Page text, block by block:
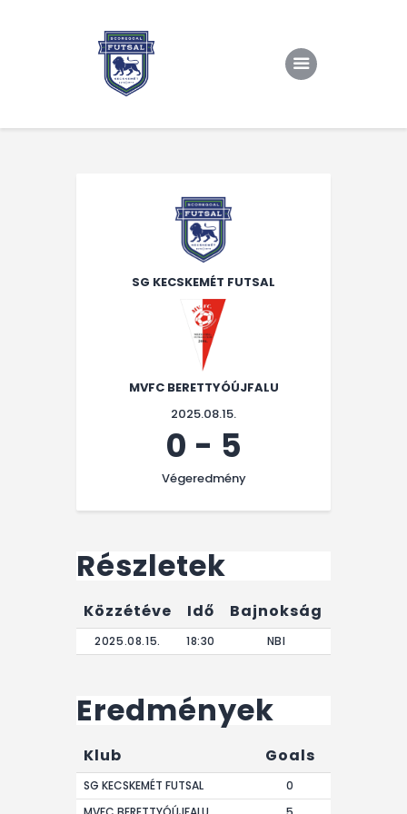
Eredmények, csapat
KapcsolatSG KECSKEMÉT FUTSAL
MVFC BERETTYÓÚJFALU
2025.08.15.
0 - 5
Végeredmény
Részletek
Közzétéve Idő Bajnokság
2025.08.15. 18:30 NBI
Eredmények
Klub Goals
SG KECSKEMÉT FUTSAL
0